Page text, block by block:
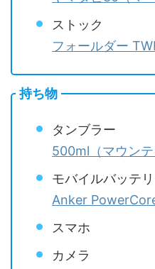
ストック
フォールダー
持ち物
タンブラー
500ml（マウンテ
モバイルバッテ
Anker
スマホ
カメラ